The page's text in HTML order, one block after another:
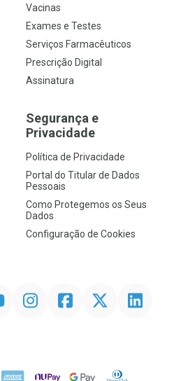
Vacinas
Exames e Testes
Serviços Farmacêuticos
Prescrição Digital
Assinatura
Segurança e
Privacidade
Política de Privacidade
Portal do Titular de Dados
Pessoais
Como Protegemos os Seus
Dados
Configuração de Cookies
InstagramFacebookTwitter Linkedin
AMEX NuPay Google PayDiners Club